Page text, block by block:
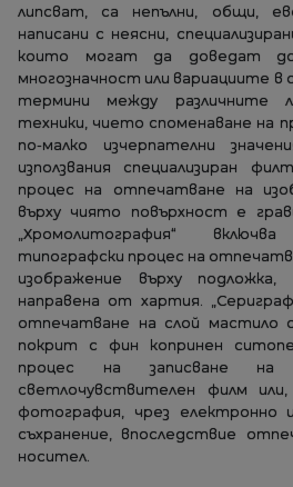
липсват, са непълни, общи,
написани с неясни,
които могат да доведат до
многозначност или вариациите
термини между различните
техники, чието споменаване на
по-малко изчерпателни
използвания специализиран
процес на отпечатване на
върху чиято повърхност е
„Хромолитография“
типографски процес на
изображение върху
направена от хартия.
отпечатване на слой мастило
покрит с фин копринен
процес на записване на
светлочувствителен филм
фотография, чрез електронно
съхранение, впоследствие
носител.